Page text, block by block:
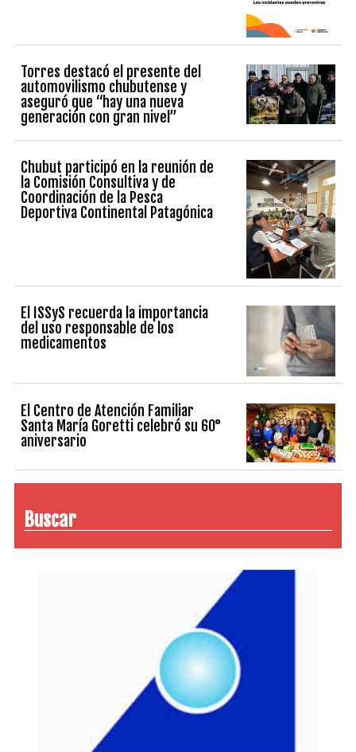
Torres destacó el presente del
automovilismo chubutense y
aseguró que “hay una nueva
generación con gran nivel”
Chubut participó en la reunión de
la Comisión Consultiva y de
Coordinación de la Pesca
Deportiva Continental Patagónica
El ISSyS recuerda la importancia
del uso responsable de los
medicamentos
El Centro de Atención Familiar
Santa María Goretti celebró su 60°
aniversario
Buscar